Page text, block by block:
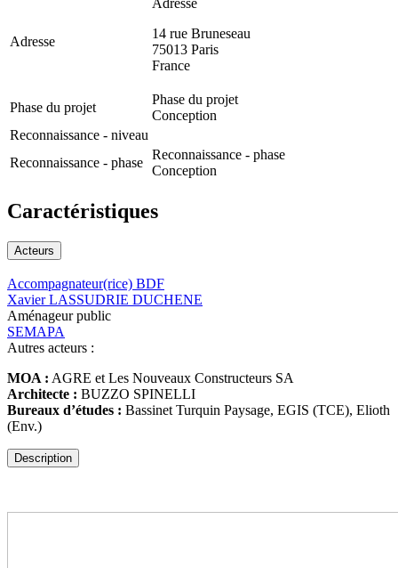
Adresse
Adresse
14 rue Bruneseau
75013 Paris
France
Phase du projet
Phase du projet
Conception
Reconnaissance - niveau
Reconnaissance - phase
Reconnaissance - phase
Conception
Caractéristiques
Acteurs
Accompagnateur(rice) BDF
Xavier LASSUDRIE DUCHENE
Aménageur public
SEMAPA
Autres acteurs :
MOA : AGRE et Les Nouveaux Constructeurs SA
Architecte : BUZZO SPINELLI
Bureaux d’études : Bassinet Turquin Paysage, EGIS (TCE), Elioth
(Env.)
Description